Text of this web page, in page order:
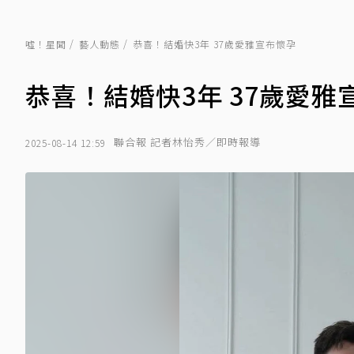
噓！星聞 藝人動態 恭喜！結婚快3年 37歲愛雅宣布懷孕
恭喜！結婚快3年 37歲愛雅
2025-08-14 12:59 聯合報 記者林怡秀／即時報導